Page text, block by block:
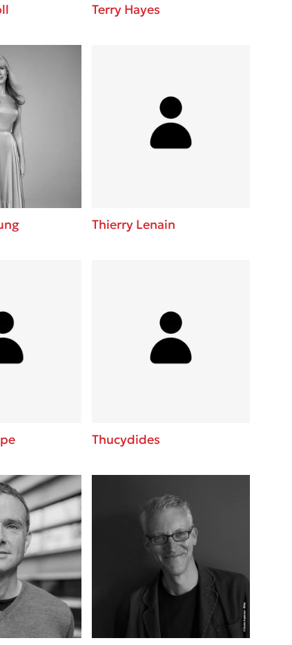
Terry Hayes
Thierry Lenain
Thucydides